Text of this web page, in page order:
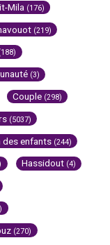
Mila (176)
(219)
(3)
Couple (298)
(5037)
des enfants (244)
Hassidout (4)
(270)